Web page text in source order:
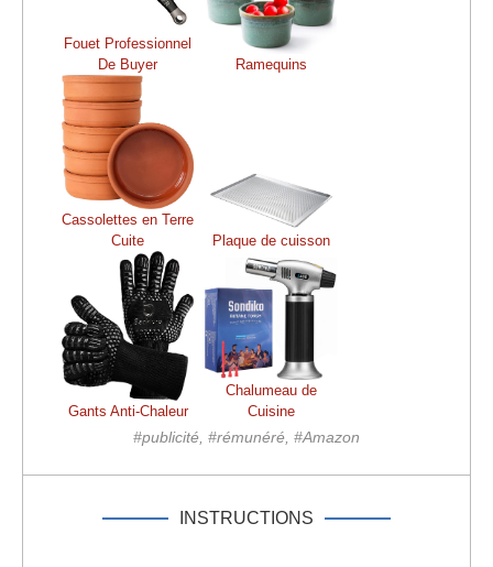
Fouet Professionnel
De Buyer
Ramequins
Cassolettes en Terre
Cuite
Plaque de cuisson
Gants Anti-Chaleur
Chalumeau de
Cuisine
#publicité, #rémunéré, #Amazon
INSTRUCTIONS